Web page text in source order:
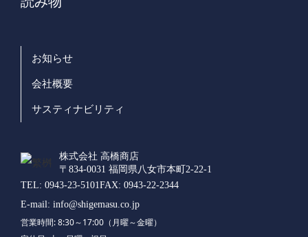
お知らせ
会社概要
サスティナビリティ
株式会社 高橋商店
〒834-0031 福岡県八女市本町2-22-1
TEL: 0943-23-5101 FAX: 0943-22-2344
E-mail: info@shigemasu.co.jp
営業時間: 8:30～17:00（月曜～金曜）